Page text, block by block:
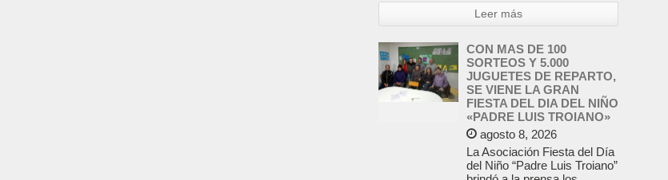
Leer más
CON MAS DE 100
SORTEOS Y 5.000
JUGUETES DE REPARTO,
SE VIENE LA GRAN
FIESTA DEL DIA DEL NIÑO
«PADRE LUIS TROIANO»
agosto 8, 2026
La Asociación Fiesta del Día
del Niño “Padre Luis Troiano”